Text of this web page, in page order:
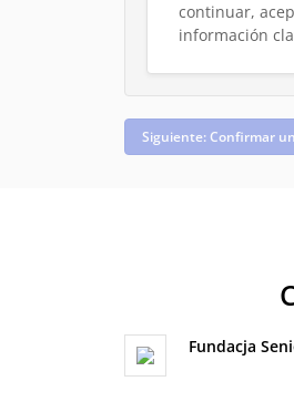
continuar,
información
Siguiente: Confirmar
Fundacja